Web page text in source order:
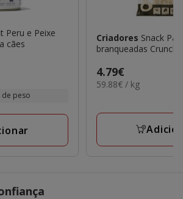
Peru e Peixe
cães
peso
Criadores Snack
branqueadas
Preço
4.79€
4.79€
59.88€
59.88€ / kg